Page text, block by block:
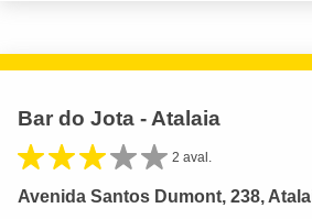
Bar do Jota - Atalaia
2 aval.
Avenida Santos Dumont, 238,